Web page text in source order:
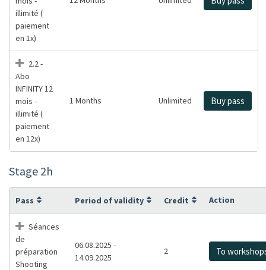
illimité (
paiement
en 1x)
2.2 -
Abo
INFINITY 12
mois -
illimité (
paiement
en 12x)
1 Months Unlimited Buy pass
Stage 2h
Pass Period of validity Credit Action
Séances
de
préparation
Shooting
06.08.2025 -
14.09.2025
2 To